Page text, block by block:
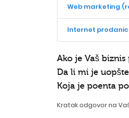
Web marketing
Internet
Ako je Vaš
Da li mi je
Koja je poenta
Kratak odgovor na